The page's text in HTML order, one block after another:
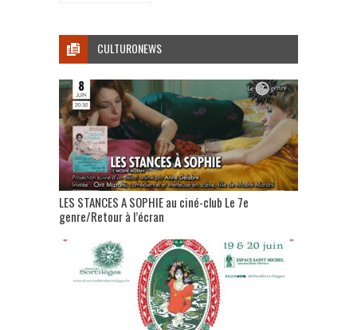
CULTURONEWS
LES STANCES A SOPHIE au ciné-club Le 7e
genre/Retour à l’écran